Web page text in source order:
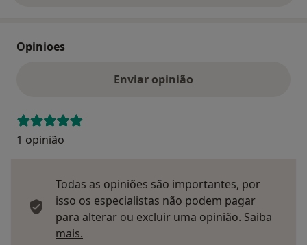
Opinioes
Enviar opinião
1 opinião
Todas as opiniões são importantes, por
isso os especialistas não podem pagar
para alterar ou excluir uma opinião. Saiba
mais.